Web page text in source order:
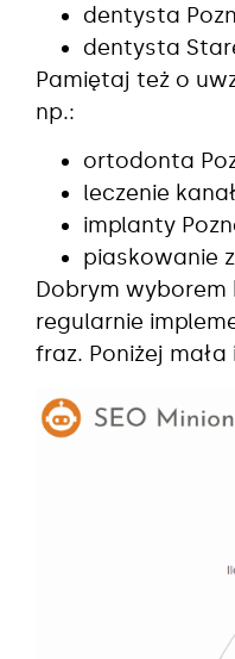
dentysta
dentysta
Pamiętaj też o
np.:
ortodonta
leczenie
implanty
piaskowanie
Dobrym wyborem
regularnie
fraz. Poniżej